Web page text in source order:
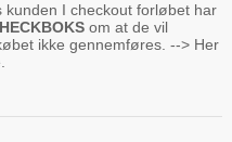
kunden I checkout forløbet har
om at de vil
ikke gennemføres. --> Her